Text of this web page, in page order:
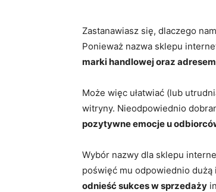
Zastanawiasz się, dlaczego
Ponieważ nazwa sklepu
marki handlowej oraz
Może więc ułatwiać (lub
witryny. Nieodpowiednio
pozytywne emocje u
Wybór nazwy dla sklepu
poświęć mu odpowiednio dużą
odnieść sukces w sprzedaży